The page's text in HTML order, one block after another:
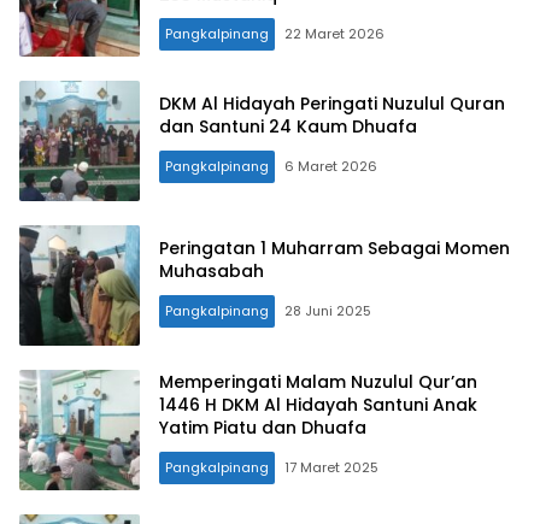
Pangkalpinang 22 Maret 2026
DKM Al Hidayah Peringati Nuzulul Quran
dan Santuni 24 Kaum Dhuafa
Pangkalpinang 6 Maret 2026
Peringatan 1 Muharram Sebagai Momen
Muhasabah
Pangkalpinang 28 Juni 2025
Memperingati Malam Nuzulul Qur’an
1446 H DKM Al Hidayah Santuni Anak
Yatim Piatu dan Dhuafa
Pangkalpinang 17 Maret 2025